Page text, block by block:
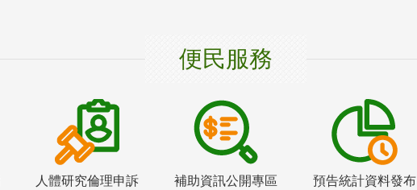
便民服務
人體研究倫理申訴 補助資訊公開專區
預告統計資料發布